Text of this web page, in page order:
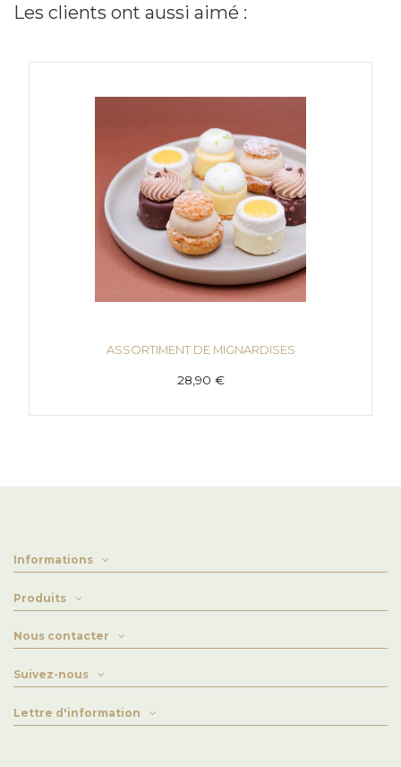
Les clients ont aussi aimé :
ASSORTIMENT DE MIGNARDISES
28,90 €
Informations
Produits
Nous contacter
Suivez-nous
Lettre d'information